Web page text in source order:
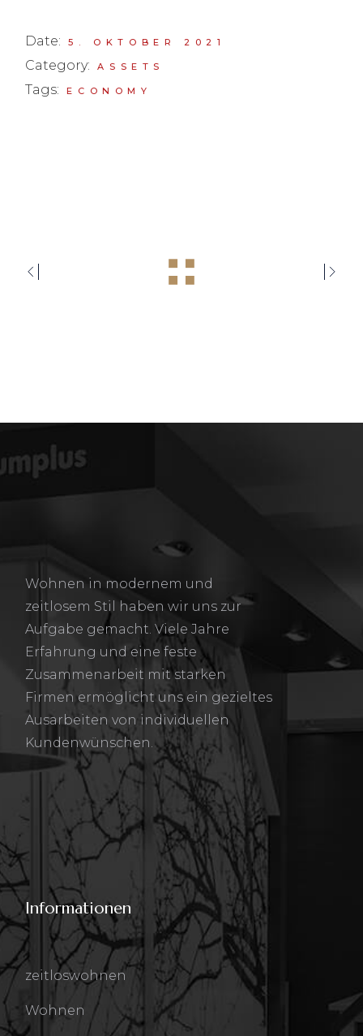
Date: 5. OKTOBER 2021
Category: ASSETS
Tags: ECONOMY
Wohnen in modernem und
zeitlosem Stil haben wir uns zur
Aufgabe gemacht. Viele Jahre
Erfahrung und eine feste
Zusammenarbeit mit starken
Firmen ermöglicht uns ein gezieltes
Ausarbeiten von individuellen
Kundenwünschen.
Informationen
zeitloswohnen
Wohnen